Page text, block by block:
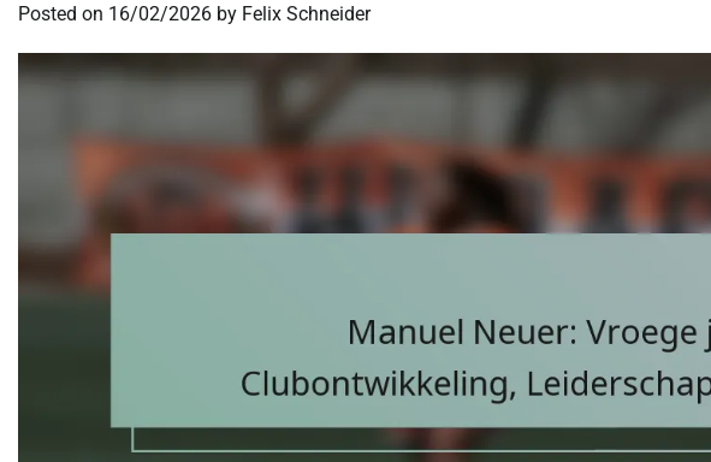
Posted on 16/02/2026 by Felix Schneider